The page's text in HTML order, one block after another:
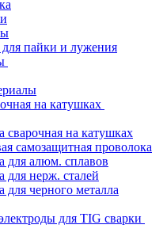
пайки и лужения
на катушках
сварочная на катушках
самозащитная проволока
для алюм. сплавов
для нерж. сталей
для черного металла
для TIG сварки